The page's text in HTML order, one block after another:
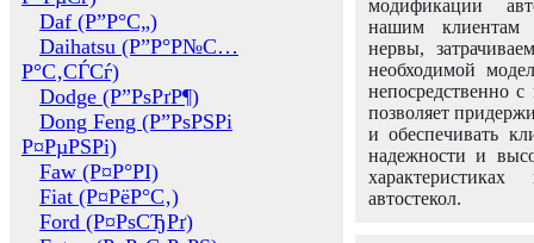
Daf (Р”Р°С„)
Daihatsu (Р”Р°Р№С…
Р°С‚СЃСѓ)
Dodge (Р”РѕРґР¶)
Dong Feng (Р”РѕРЅРі
Р¤РµРЅРі)
Faw (Р¤Р°РІ)
Fiat (Р¤РёР°С‚)
Ford (Р¤РѕСЂРґ)
модификации
нашим клиентам
нервы,
необходимой
непосредственно
позволяет
и обеспечивать
надежности и
автостекол.